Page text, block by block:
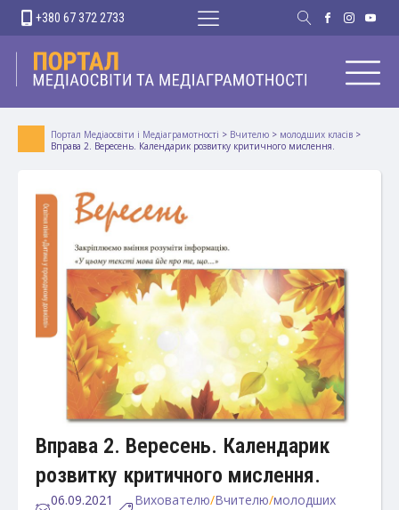
+380 67 372 2733
Портал Медіаосвіти і Медіаграмотності > Вчителю > молодших класів >
Вправа 2. Вересень. Календарик розвитку критичного мислення.
Вправа 2. Вересень. Календарик
розвитку критичного мислення.
06.09.2021 Вихователю/Вчителю/молодших